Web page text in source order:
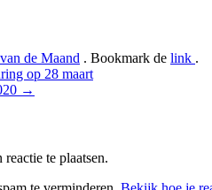
de Maand . Bookmark de link .
op 28 maart
→
reactie te plaatsen.